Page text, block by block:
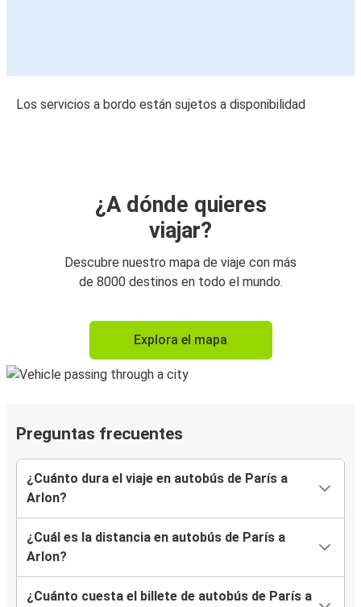
Los servicios a bordo están sujetos a disponibilidad
¿A dónde quieres
viajar?
Descubre nuestro mapa de viaje con más
de 8000 destinos en todo el mundo.
Explora el mapa
Preguntas frecuentes
¿Cuánto dura el viaje en autobús de París a
Arlon?
¿Cuál es la distancia en autobús de París a
Arlon?
¿Cuánto cuesta el billete de autobús de París a